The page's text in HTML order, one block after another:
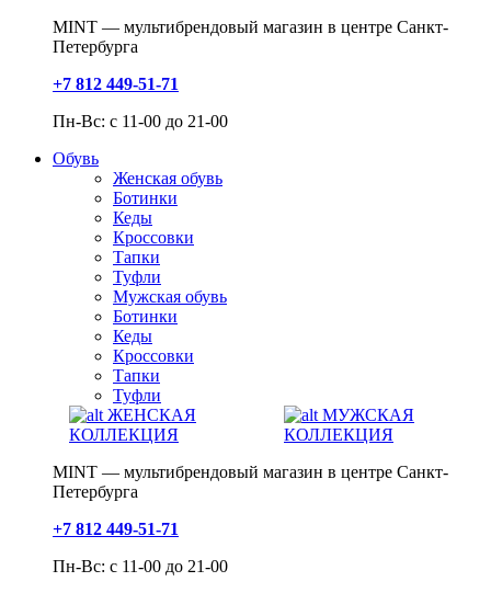
MINT — мультибрендовый магазин в центре Санкт-
Петербурга
+7 812 449-51-71
Пн-Вс: с 11-00 до 21-00
Обувь
Женская обувь
Ботинки
Кеды
Кроссовки
Тапки
Туфли
Мужская обувь
Ботинки
Кеды
Кроссовки
Тапки
Туфли
ЖЕНСКАЯ
КОЛЛЕКЦИЯ
МУЖСКАЯ
КОЛЛЕКЦИЯ
MINT — мультибрендовый магазин в центре Санкт-
Петербурга
+7 812 449-51-71
Пн-Вс: с 11-00 до 21-00